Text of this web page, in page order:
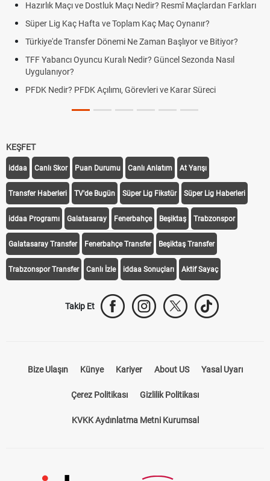
Hazırlık Maçı ve Dostluk Maçı Nedir? Resmî Maçlardan Farkları
Süper Lig Kaç Hafta ve Toplam Kaç Maç Oynanır?
Türkiye'de Transfer Dönemi Ne Zaman Başlıyor ve Bitiyor?
TFF Yabancı Oyuncu Kuralı Nedir? Güncel Sezonda Nasıl
Uygulanıyor?
PFDK Nedir? PFDK Açılımı, Görevleri ve Karar Süreci
KEŞFET
iddaa Canlı Skor Puan Durumu Canlı Anlatım At Yarışı
Transfer Haberleri TV'de Bugün Süper Lig Fikstür Süper Lig Haberleri
iddaa Programı Galatasaray Fenerbahçe Beşiktaş Trabzonspor
Galatasaray Transfer Fenerbahçe Transfer Beşiktaş Transfer
Trabzonspor Transfer Canlı İzle iddaa Sonuçları Aktif Sayaç
Takip Et
Bize Ulaşın Künye Kariyer About US Yasal Uyarı
Çerez Politikası Gizlilik Politikası
KVKK Aydınlatma Metni Kurumsal